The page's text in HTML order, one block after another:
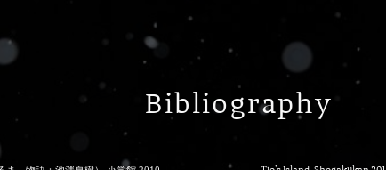
Bibliography